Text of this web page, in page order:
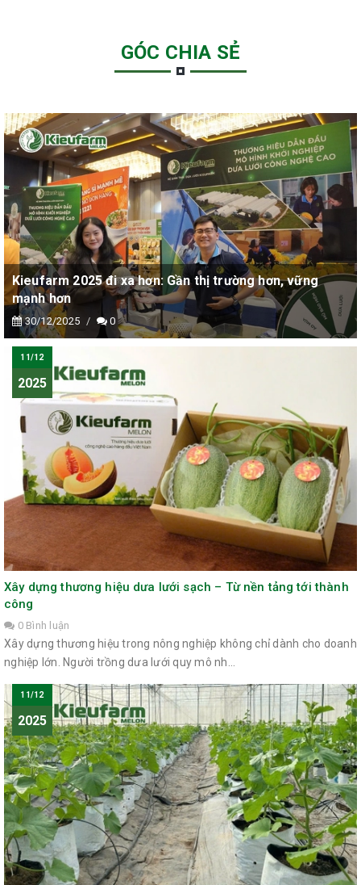
GÓC CHIA SẺ
Kieufarm 2025 đi xa hơn: Gần thị trường hơn, vững
mạnh hơn
30/12/2025 0
11/12
2025
Xây dựng thương hiệu dưa lưới sạch – Từ nền tảng tới thành
công
0 Bình luận
Xây dựng thương hiệu trong nông nghiệp không chỉ dành cho doanh
nghiệp lớn. Người trồng dưa lưới quy mô nh...
11/12
2025